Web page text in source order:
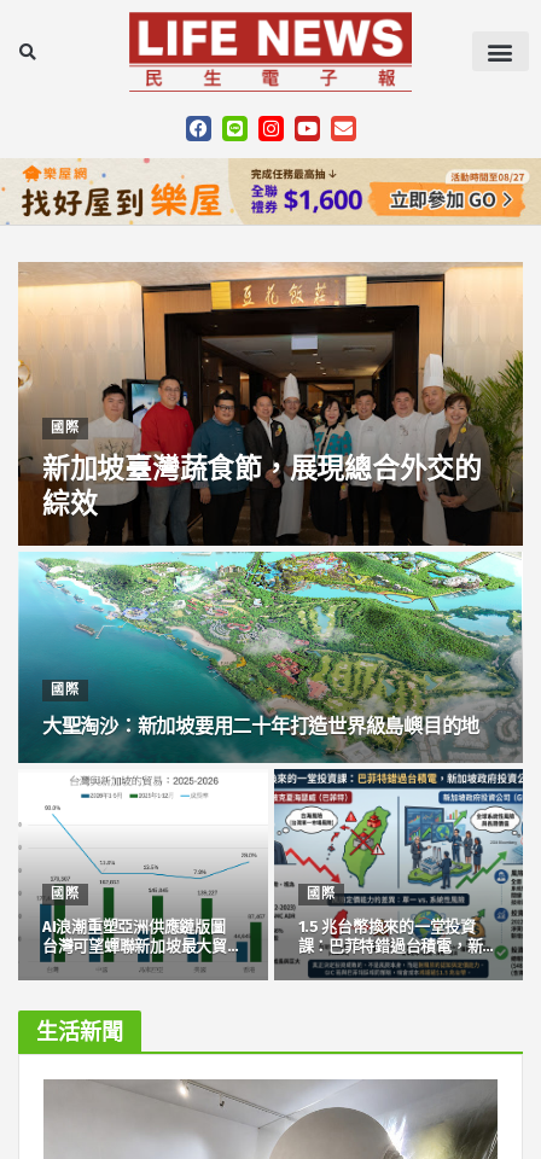
國際
新加坡臺灣蔬食節，展現總合外交的
綜效
國際
大聖淘沙：新加坡要用二十年打造世界級島嶼目的地
國際
AI浪潮重塑亞洲供應鏈版圖
台灣可望蟬聯新加坡最大貿易
夥伴
國際
1.5 兆台幣換來的一堂投資
課：巴菲特錯過台積電，新加
坡政府投資公司看準台灣
生活新聞